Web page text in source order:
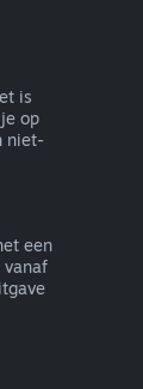
is
op
niet-
een